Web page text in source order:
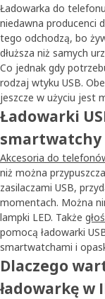
Ładowarka do
niedawna producenci
tego odchodzą, bo
dłuższa niż samych
Co jednak gdy
rodzaj wtyku USB.
jeszcze w użyciu jest
Ładowarki
smartwatchy
Akcesoria do
niż można
zasilaczami USB,
momentach. Można
lampki LED. Także
pomocą ładowarki
smartwatchami i
Dlaczego
ładowarkę w